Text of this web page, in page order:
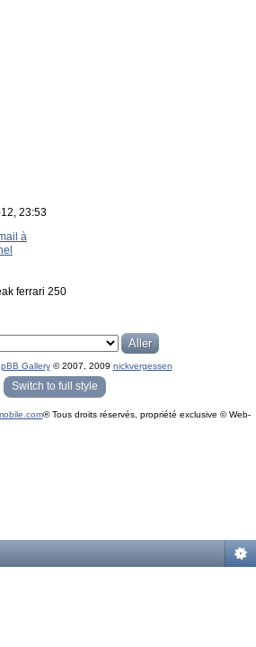
23:53
à
ferrari 250
Gallery© 2007, 2009 nickvergessen
française par
darky
Switch to full style
® Tous droits réservés, propriété exclusive © Web-